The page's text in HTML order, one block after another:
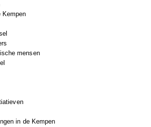
Kempen
mensen
in de Kempen